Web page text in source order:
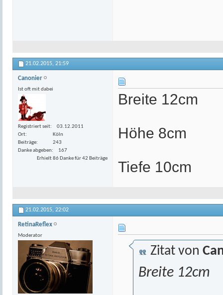
21.02.2015, 21:59
Canonier
Ist oft mit dabei
Registriert seit
03.12.2011
Ort
Köln
Beiträge
243
Danke abgeben
167
Erhielt 86 Danke für 42 Beiträge
Breite 12cm
Höhe 8cm
Tiefe 10cm
21.02.2015, 22:02
RetinaReflex
Moderator
Zitat von
Breite 12cm